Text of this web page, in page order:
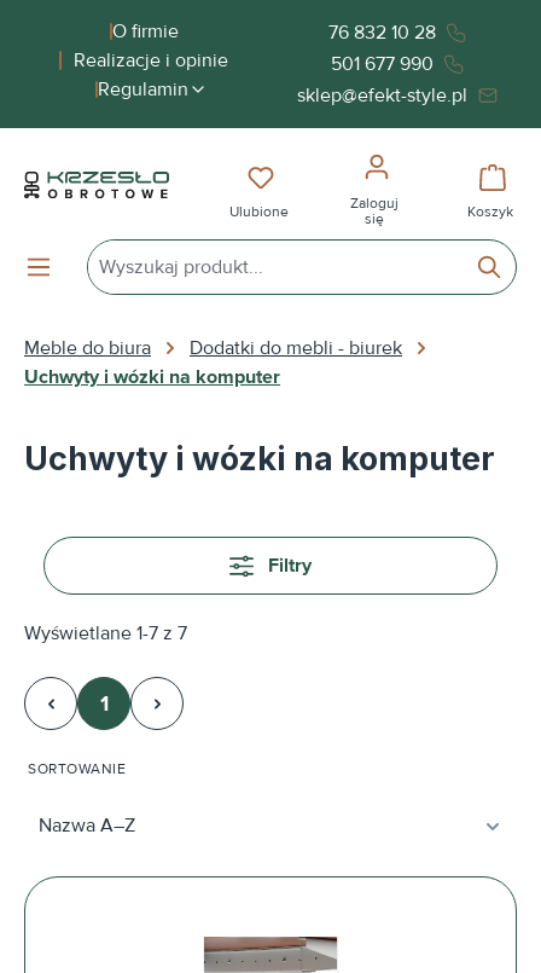
zawartościO firmie
Realizacje i opinie
Regulamin
76 832 10 28
501 677 990
sklep@efekt-style.pl
Masz 0 przedmioty na liście
Ulubione
Zaloguj
się
Koszyk
Meble do biura
Dodatki do mebli - biurek
Uchwyty i wózki na komputer
Uchwyty i wózki na komputer
Filtry
Wyświetlane 1-7 z 7
Strona
1
SORTOWANIE